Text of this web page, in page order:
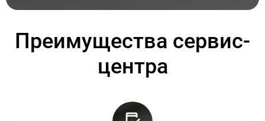
Преимущества сервис-
центра